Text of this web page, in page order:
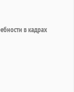
в кадрах